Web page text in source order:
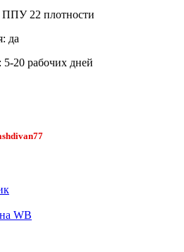
ППУ 22 плотности
да
5-20 рабочих дней
WB